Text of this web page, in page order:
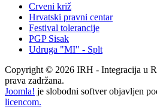
Crveni križ
Hrvatski pravni centar
Festival tolerancije
PGP Sisak
Udruga "MI" - Splt
Copyright © 2026 IRH - Integracija u
prava zadržana.
Joomla! je slobodni softver objavljen
licencom.